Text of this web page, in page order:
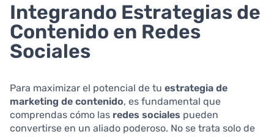
Integrando Estrategias de
Contenido en Redes
Sociales
Para maximizar el potencial de tu estrategia de
marketing de contenido, es fundamental que
comprendas cómo las redes sociales pueden
convertirse en un aliado poderoso. No se trata solo de